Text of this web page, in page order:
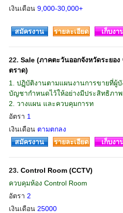
เงินเดือน 9,000-30,000+
สมัครงาน
รายละเอียด เก็บงา
22. Sale (ภาคตะวันออกจังหวัดระยอง
ตราด)
1. ปฏฺิบัติงานตามแผนงานการขายที่ผู้บั
บัญชากำหนดไว้ให้อย่างมีประสิทธิภาพ
2. วางแผน และควบคุมการท
อัตรา 1
เงินเดือน ตามตกลง
สมัครงาน รายละเอียด เก็บงา
23. Control Room (CCTV)
ควบคุมห้อง Control Room
อัตรา 2
เงินเดือน 25000